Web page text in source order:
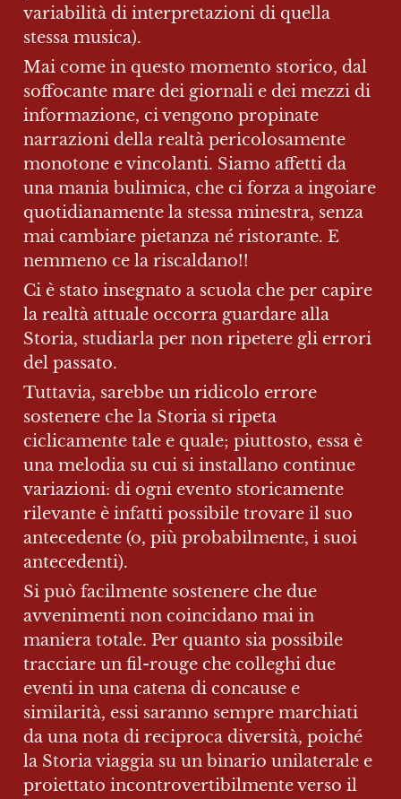
variabilità di interpretazioni di quella
stessa musica).
Mai come in questo momento storico, dal
soffocante mare dei giornali e dei mezzi di
informazione, ci vengono propinate
narrazioni della realtà pericolosamente
monotone e vincolanti. Siamo affetti da
una mania bulimica, che ci forza a ingoiare
quotidianamente la stessa minestra, senza
mai cambiare pietanza né ristorante. E
nemmeno ce la riscaldano!!
Ci è stato insegnato a scuola che per capire
la realtà attuale occorra guardare alla
Storia, studiarla per non ripetere gli errori
del passato.
Tuttavia, sarebbe un ridicolo errore
sostenere che la Storia si ripeta
ciclicamente tale e quale; piuttosto, essa è
una melodia su cui si installano continue
variazioni: di ogni evento storicamente
rilevante è infatti possibile trovare il suo
antecedente (o, più probabilmente, i suoi
antecedenti).
Si può facilmente sostenere che due
avvenimenti non coincidano mai in
maniera totale. Per quanto sia possibile
tracciare un fil-rouge che colleghi due
eventi in una catena di concause e
similarità, essi saranno sempre marchiati
da una nota di reciproca diversità, poiché
la Storia viaggia su un binario unilaterale e
proiettato incontrovertibilmente verso il